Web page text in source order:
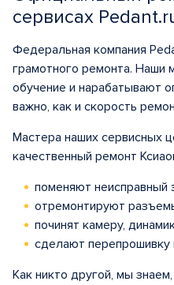
сервисах
Федеральная компания
грамотного ремонта. Наши
обучение и нарабатывают
важно, как и скорость
Мастера наших сервисных
качественный ремонт
поменяют неисправный
отремонтируют
починят камеру,
сделают перепрошивку
Как никто другой, мы